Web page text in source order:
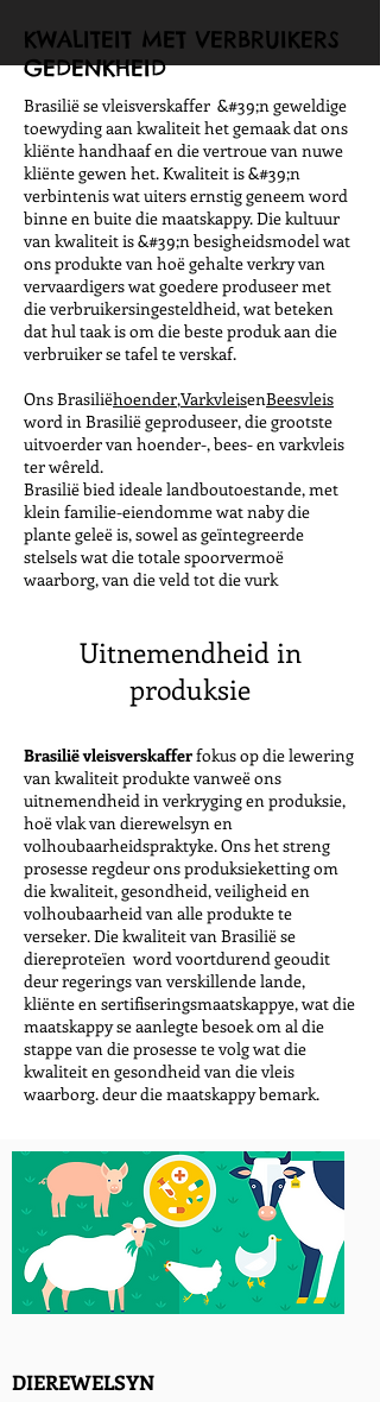
KWALITEIT MET VERBRUIKERS
GEDENKHEID
Brasilië se vleisverskaffer &#39;n geweldige
toewyding aan kwaliteit het gemaak dat ons
kliënte handhaaf en die vertroue van nuwe
kliënte gewen het. Kwaliteit is &#39;n
verbintenis wat uiters ernstig geneem word
binne en buite die maatskappy. Die kultuur
van kwaliteit is &#39;n besigheidsmodel wat
ons produkte van hoë gehalte verkry van
vervaardigers wat goedere produseer met
die verbruikersingesteldheid, wat beteken
dat hul taak is om die beste produk aan die
verbruiker se tafel te verskaf.
Ons Brasiliëhoender,VarkvleisenBeesvleis
word in Brasilië geproduseer, die grootste
uitvoerder van hoender-, bees- en varkvleis
ter wêreld.
Brasilië bied ideale landboutoestande, met
klein familie-eiendomme wat naby die
plante geleë is, sowel as geïntegreerde
stelsels wat die totale spoorvermoë
waarborg, van die veld tot die vurk
Uitnemendheid in
produksie
Brasilië vleisverskafferfokus op die lewering
van kwaliteit produkte vanweë ons
uitnemendheid in verkryging en produksie,
hoë vlak van dierewelsyn en
volhoubaarheidspraktyke. Ons het streng
prosesse regdeur ons produksieketting om
die kwaliteit, gesondheid, veiligheid en
volhoubaarheid van alle produkte te
verseker. Die kwaliteit van Brasilië se
diereproteïen word voortdurend geoudit
deur regerings van verskillende lande,
kliënte en sertifiseringsmaatskappye, wat die
maatskappy se aanlegte besoek om al die
stappe van die prosesse te volg wat die
kwaliteit en gesondheid van die vleis
waarborg. deur die maatskappy bemark.
DIEREWELSYN